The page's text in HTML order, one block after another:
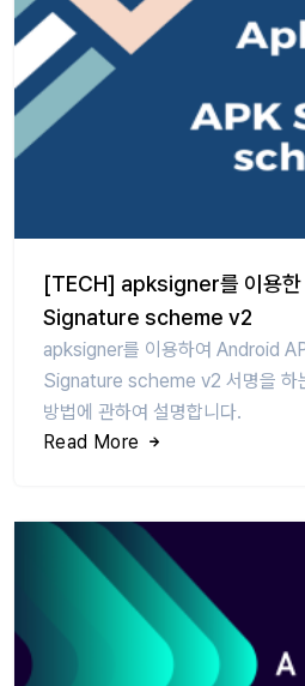
[TECH] apksigner를 이용한
Signature scheme v2
apksigner를 이용하여 Android
Signature scheme v2 서명을 하
방법에 관하여 설명합니다.
Read More